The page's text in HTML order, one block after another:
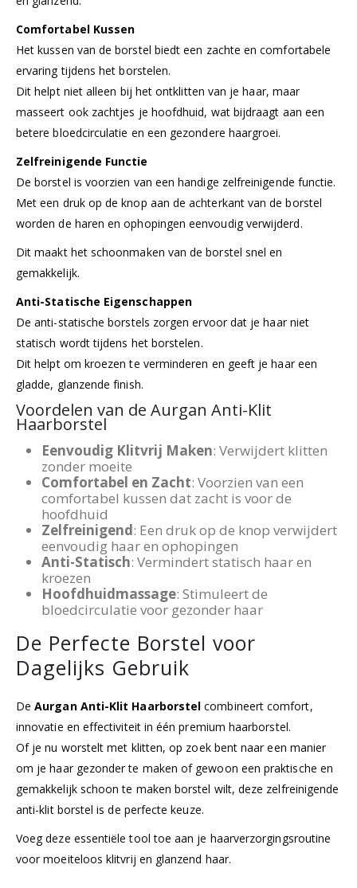
Comfortabel Kussen
Het kussen van de borstel biedt een zachte en comfortabele
ervaring tijdens het borstelen.
Dit helpt niet alleen bij het ontklitten van je haar, maar
masseert ook zachtjes je hoofdhuid, wat bijdraagt aan een
betere bloedcirculatie en een gezondere haargroei.
Zelfreinigende Functie
De borstel is voorzien van een handige zelfreinigende functie.
Met een druk op de knop aan de achterkant van de borstel
worden de haren en ophopingen eenvoudig verwijderd.
Dit maakt het schoonmaken van de borstel snel en
gemakkelijk.
Anti-Statische Eigenschappen
De anti-statische borstels zorgen ervoor dat je haar niet
statisch wordt tijdens het borstelen.
Dit helpt om kroezen te verminderen en geeft je haar een
gladde, glanzende finish.
Voordelen van de Aurgan Anti-Klit
Haarborstel
Eenvoudig Klitvrij Maken: Verwijdert klitten
zonder moeite
Comfortabel en Zacht: Voorzien van een
comfortabel kussen dat zacht is voor de
hoofdhuid
Zelfreinigend: Een druk op de knop verwijdert
eenvoudig haar en ophopingen
Anti-Statisch: Vermindert statisch haar en
kroezen
Hoofdhuidmassage: Stimuleert de
bloedcirculatie voor gezonder haar
De Perfecte Borstel voor
Dagelijks Gebruik
DeAurgan Anti-Klit Haarborstel combineert comfort,
innovatie en effectiviteit in één premium haarborstel.
Of je nu worstelt met klitten, op zoek bent naar een manier
om je haar gezonder te maken of gewoon een praktische en
gemakkelijk schoon te maken borstel wilt, deze zelfreinigende
anti-klit borstel is de perfecte keuze.
Voeg deze essentiële tool toe aan je haarverzorgingsroutine
voor moeiteloos klitvrij en glanzend haar.